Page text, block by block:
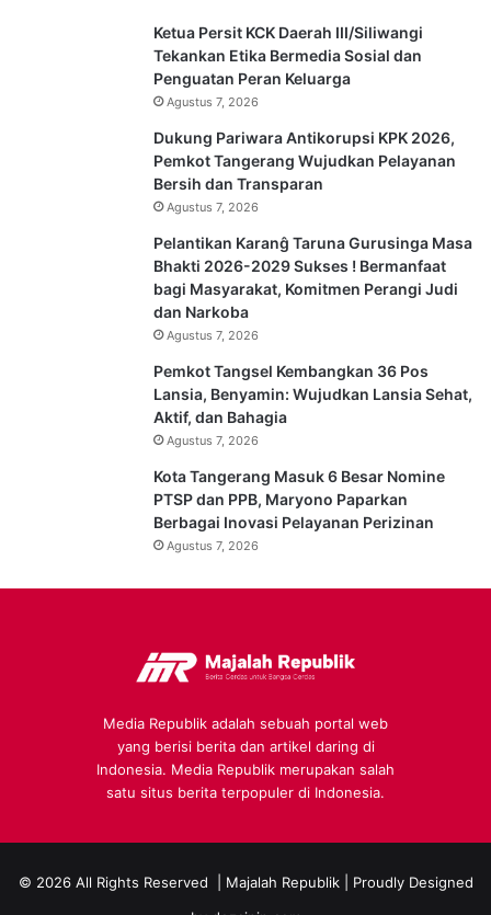
Ketua Persit KCK Daerah III/Siliwangi
Tekankan Etika Bermedia Sosial dan
Penguatan Peran Keluarga
Agustus 7, 2026
Dukung Pariwara Antikorupsi KPK 2026,
Pemkot Tangerang Wujudkan Pelayanan
Bersih dan Transparan
Agustus 7, 2026
Pelantikan Karanĝ Taruna Gurusinga Masa
Bhakti 2026-2029 Sukses ! Bermanfaat
bagi Masyarakat, Komitmen Perangi Judi
dan Narkoba
Agustus 7, 2026
Pemkot Tangsel Kembangkan 36 Pos
Lansia, Benyamin: Wujudkan Lansia Sehat,
Aktif, dan Bahagia
Agustus 7, 2026
Kota Tangerang Masuk 6 Besar Nomine
PTSP dan PPB, Maryono Paparkan
Berbagai Inovasi Pelayanan Perizinan
Agustus 7, 2026
Media Republik adalah sebuah portal web
yang berisi berita dan artikel daring di
Indonesia. Media Republik merupakan salah
satu situs berita terpopuler di Indonesia.
© 2026 All Rights Reserved | Majalah Republik| Proudly Designed